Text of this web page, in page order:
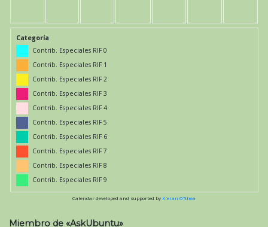
Categoría
Contrib. Especiales RIF 0
Contrib. Especiales RIF 1
Contrib. Especiales RIF 2
Contrib. Especiales RIF 3
Contrib. Especiales RIF 4
Contrib. Especiales RIF 5
Contrib. Especiales RIF 6
Contrib. Especiales RIF 7
Contrib. Especiales RIF 8
Contrib. Especiales RIF 9
Calendar developed and supported by Kieran O'Shea
Miembro de «AskUbuntu»